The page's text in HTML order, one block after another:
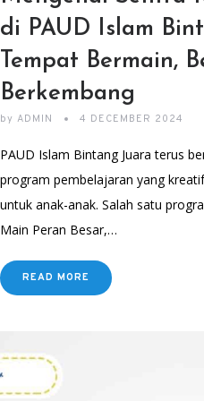
di PAUD Islam
Tempat Bermain,
Berkembang
by ADMIN 4 DECEMBER 2024
PAUD Islam Bintang Juara terus
program pembelajaran yang
untuk anak-anak. Salah satu
Main Peran Besar,…
READ MORE